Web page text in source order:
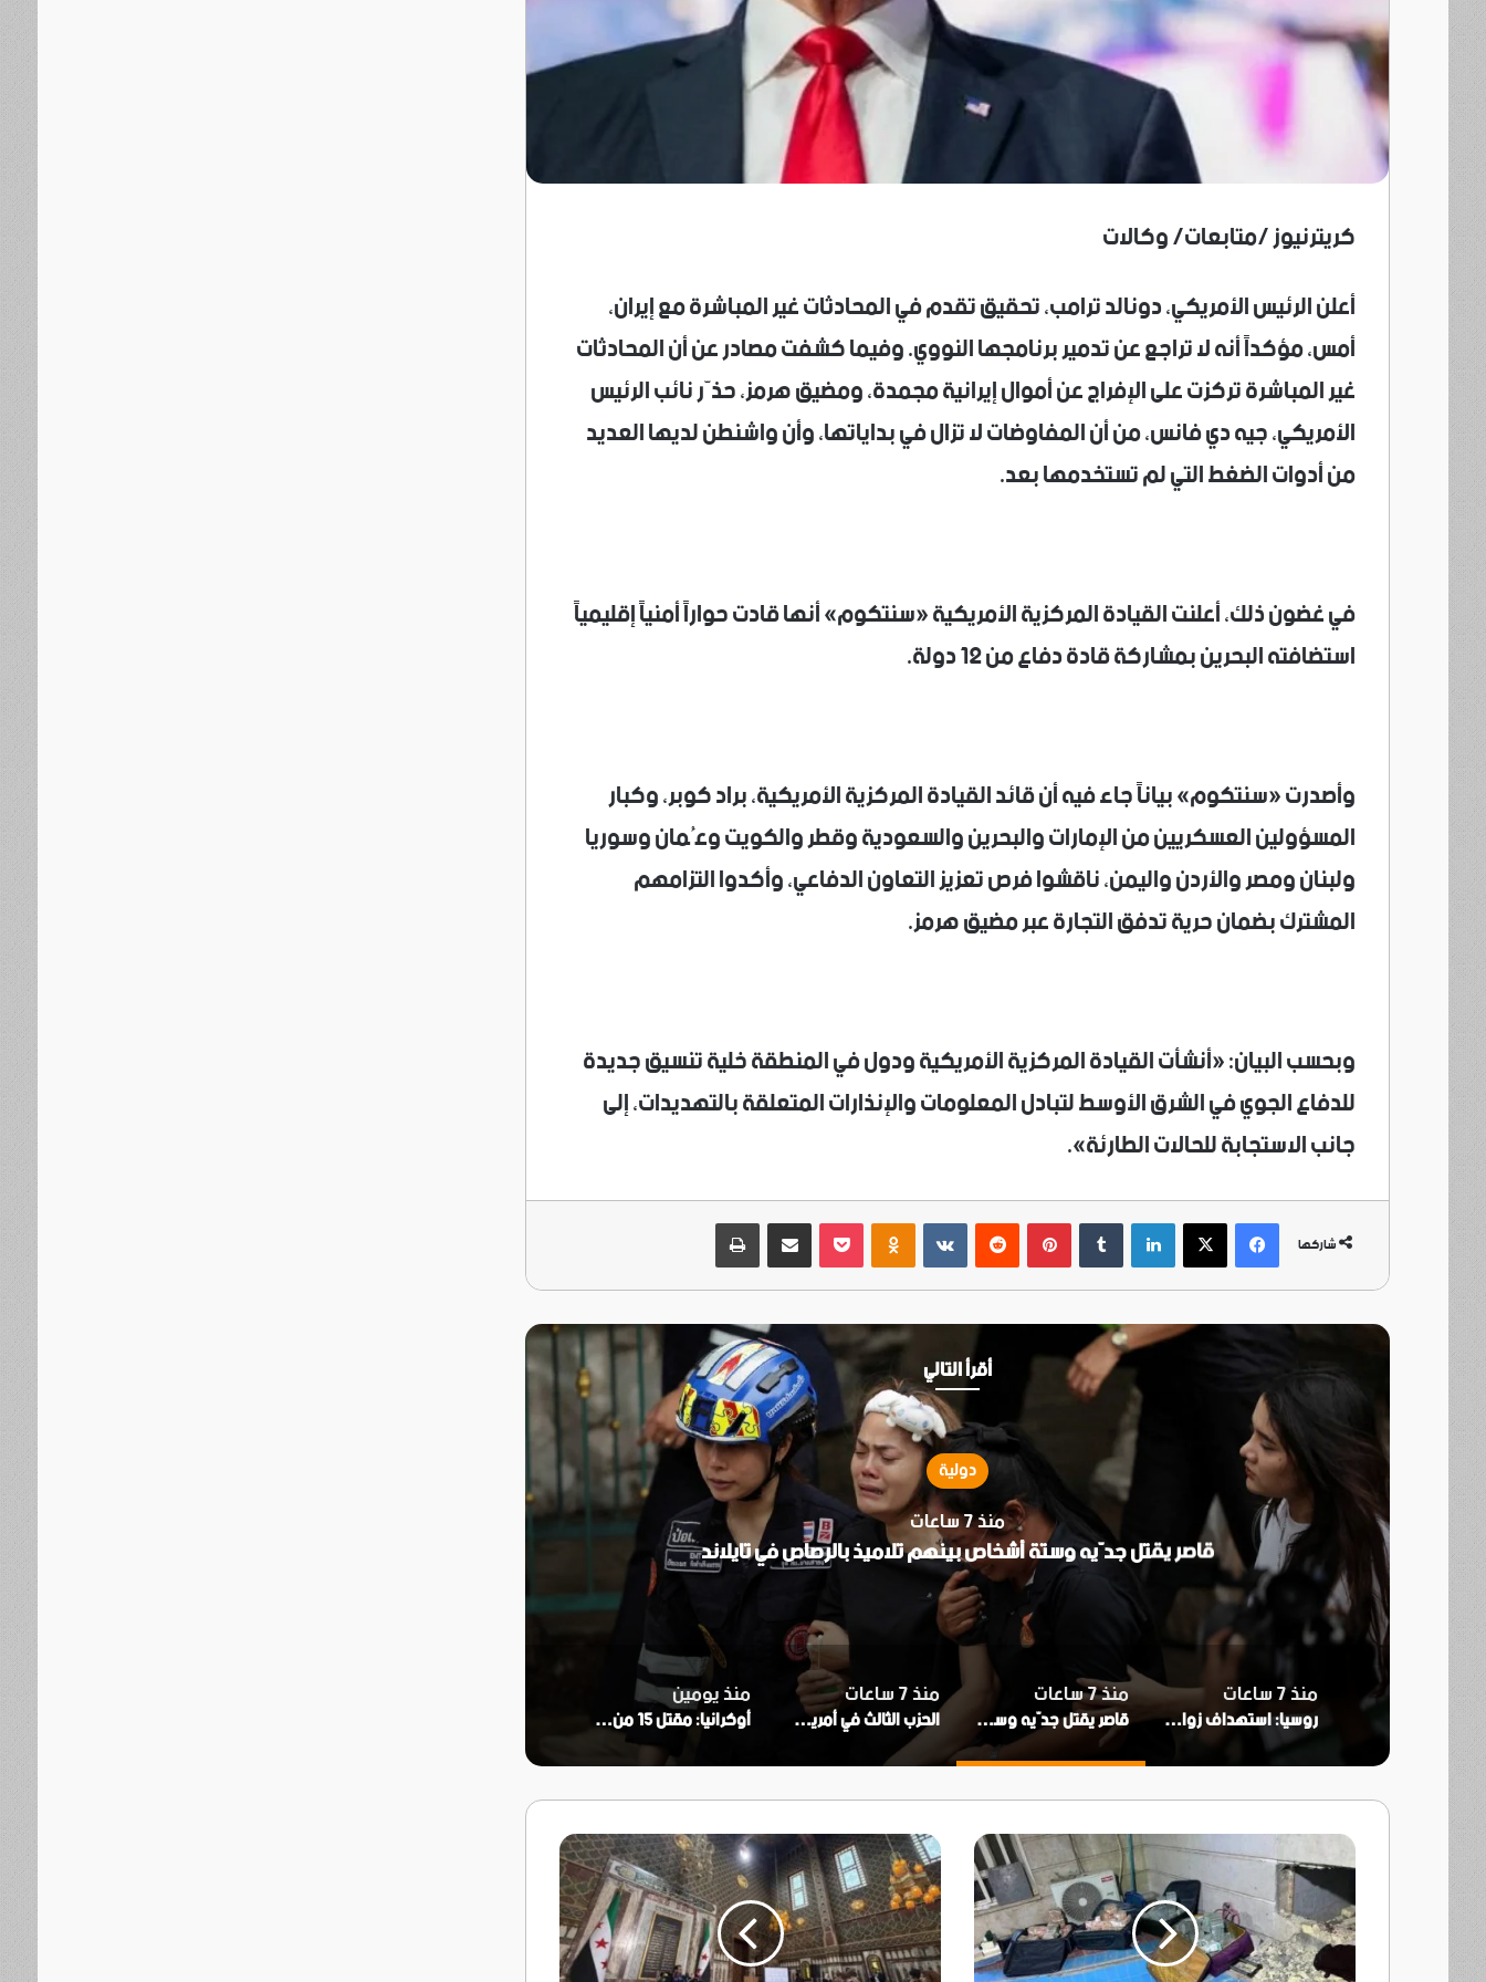
كريترنيوز /متابعات/ وكالات
أعلن الرئيس الأمريكي، دونالد ترامب، تحقيق تقدم في المحادثات غير المباشرة مع إيران،
أمس، مؤكداً أنه لا تراجع عن تدمير برنامجها النووي. وفيما كشفت مصادر عن أن المحادثات
غير ​المباشرة تركزت على الإفراج عن أموال ⁠إيرانية مجمدة، ومضيق هرمز، حذّر نائب الرئيس
الأمريكي، جيه دي فانس، من أن المفاوضات لا تزال في بداياتها، وأن واشنطن لديها العديد
من أدوات الضغط التي لم تستخدمها بعد.
في غضون ذلك، أعلنت القيادة المركزية الأمريكية «سنتكوم» أنها قادت حواراً أمنياً إقليمياً
استضافته البحرين بمشاركة قادة دفاع من 12 دولة.
وأصدرت «سنتكوم» بياناً جاء فيه أن قائد القيادة المركزية الأمريكية، براد كوبر، وكبار
المسؤولين العسكريين من الإمارات والبحرين والسعودية وقطر والكويت وعُمان وسوريا
ولبنان ومصر والأردن واليمن، ناقشوا فرص تعزيز التعاون الدفاعي، وأكدوا التزامهم
المشترك بضمان حرية تدفق التجارة عبر مضيق هرمز.
وبحسب البيان: «أنشأت القيادة المركزية الأمريكية ودول في المنطقة خلية تنسيق جديدة
للدفاع الجوي في الشرق الأوسط لتبادل المعلومات والإنذارات المتعلقة بالتهديدات، إلى
جانب الاستجابة للحالات الطارئة».
شاركها فيسبوك
‫X لينكدإن
‏Tumblr بينتيريست
‏Reddit
‏VKontakte
Odnoklassniki
‫Pocketمشاركة عبر البريد طباعة
أقرأ التالي
دولية
منذ 7 ساعات
قاصر يقتل جدّيه وستة أشخاص بينهم تلاميذ بالرصاص في تايلاند الحزب الثالث في أمريكا.. هل يمكن أن تنتهي هيمنة الجمهوريين
منذ 7 ساعات
روسيا: استهداف زوارق تحمل شحنات عسكرية أوكرانية في البحر الأسود
منذ 7 ساعات
قاصر يقتل جدّيه وستة أشخاص بينهم تلاميذ بالرصاص في تايلاند
منذ 7 ساعات
الحزب الثالث في أمريكا.. هل يمكن أن تنتهي هيمنة الجمهوريين والديمقراطيين؟
منذ يومين
أوكرانيا: مقتل 15 من جراء ضربات روسية لكييف
تحقيقات
الفساد
تهز
العراق
عيّنهم
الشرع..
القائمة
الكاملة
لأعضاء
مجلس